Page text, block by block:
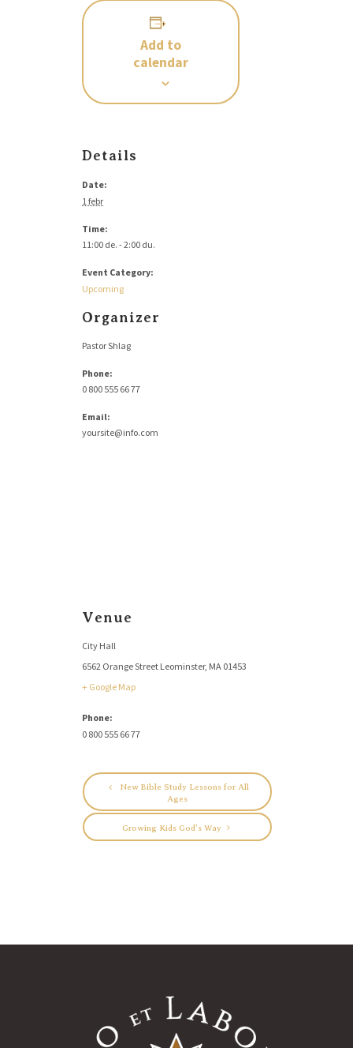
Add to
calendar
Details
Date:
1 febr
Time:
11:00 de. - 2:00 du.
Event Category:
Upcoming
Organizer
Pastor Shlag
Phone:
0 800 555 66 77
Email:
yoursite@info.com
Venue
City Hall
6562 Orange Street Leominster, MA 01453
+ Google Map
Phone:
0 800 555 66 77
New Bible Study Lessons for All
Ages
Growing Kids God’s Way